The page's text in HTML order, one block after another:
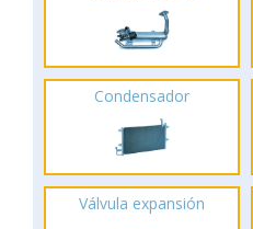
Condensador
Válvula expansión